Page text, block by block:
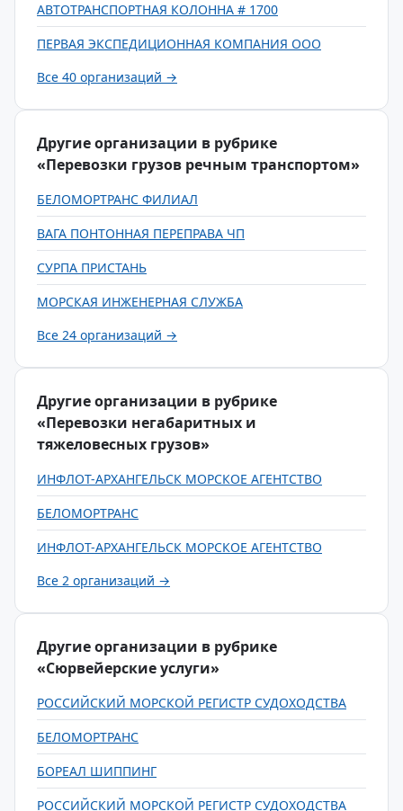
АВТОТРАНСПОРТНАЯ КОЛОННА # 1700
ПЕРВАЯ ЭКСПЕДИЦИОННАЯ КОМПАНИЯ ООО
Все 40 организаций →
Другие организации в рубрике
«Перевозки грузов речным транспортом»
БЕЛОМОРТРАНС ФИЛИАЛ
ВАГА ПОНТОННАЯ ПЕРЕПРАВА ЧП
СУРПА ПРИСТАНЬ
МОРСКАЯ ИНЖЕНЕРНАЯ СЛУЖБА
Все 24 организаций →
Другие организации в рубрике
«Перевозки негабаритных и
тяжеловесных грузов»
ИНФЛОТ-АРХАНГЕЛЬСК МОРСКОЕ АГЕНТСТВО
БЕЛОМОРТРАНС
ИНФЛОТ-АРХАНГЕЛЬСК МОРСКОЕ АГЕНТСТВО
Все 2 организаций →
Другие организации в рубрике
«Сюрвейерские услуги»
РОССИЙСКИЙ МОРСКОЙ РЕГИСТР СУДОХОДСТВА
БЕЛОМОРТРАНС
БОРЕАЛ ШИППИНГ
РОССИЙСКИЙ МОРСКОЙ РЕГИСТР СУДОХОДСТВА